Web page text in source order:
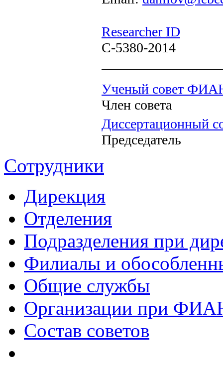
Researcher ID
C-5380-2014
Ученый совет
Член совета
Диссертационный
Председатель
Сотрудники
Дирекция
Отделения
Подразделения при
Филиалы и
Общие службы
Организации при
Состав советов